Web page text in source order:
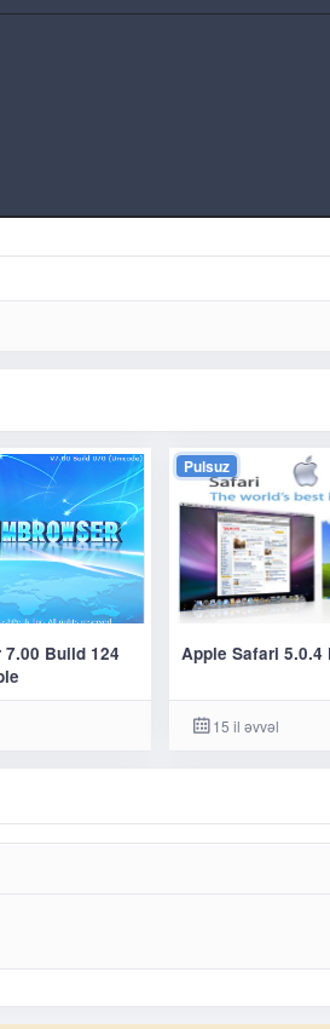
Build 124
Pulsuz
Apple Safari 5.0.4
15 il əvvəl